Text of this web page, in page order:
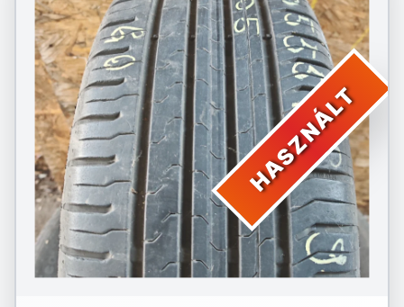
HASZNÁLT